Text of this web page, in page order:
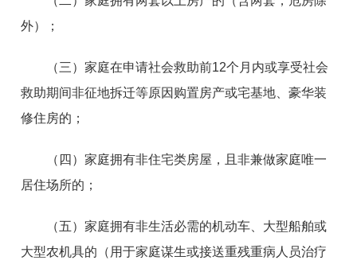
外）；
（三）家庭在申请社会救助前12个月内或享受社会
救助期间非征地拆迁等原因购置房产或宅基地、豪华装
修住房的；
（四）家庭拥有非住宅类房屋，且非兼做家庭唯一
居住场所的；
（五）家庭拥有非生活必需的机动车、大型船舶或
大型农机具的（用于家庭谋生或接送重残重病人员治疗